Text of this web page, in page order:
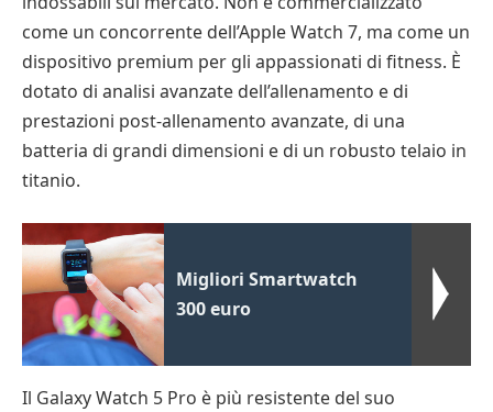
come un concorrente dell’Apple Watch 7, ma come un
dispositivo premium per gli appassionati di fitness. È
dotato di analisi avanzate dell’allenamento e di
prestazioni post-allenamento avanzate, di una
batteria di grandi dimensioni e di un robusto telaio in
titanio.
Migliori Smartwatch
300 euro
Il Galaxy Watch 5 Pro è più resistente del suo